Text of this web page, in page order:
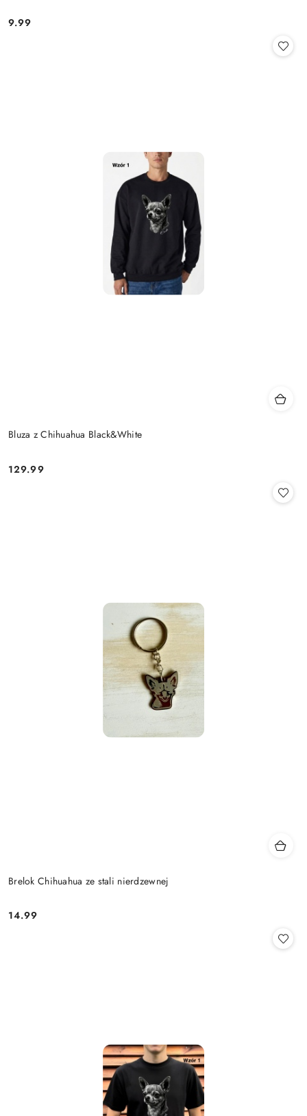
Cena:
9.99
Bluza z Chihuahua Black&White
Cena:
129.99
Brelok Chihuahua ze stali nierdzewnej
Cena:
14.99